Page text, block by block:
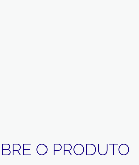
O PRODUTO